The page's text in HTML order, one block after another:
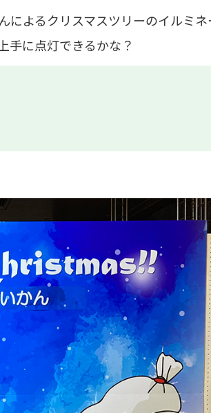
よるクリスマスツリーのイルミネ
手に点灯できるかな？